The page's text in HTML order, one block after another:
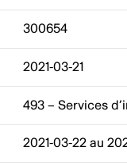
300654
2021-03-21
493 – Services
2021-03-22 au